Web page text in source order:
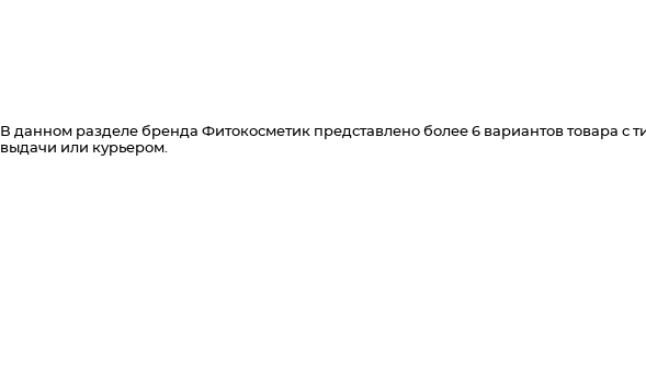
В данном разделе бренда Фитокосметик представлено более 6 вариантов товара с
выдачи или курьером.